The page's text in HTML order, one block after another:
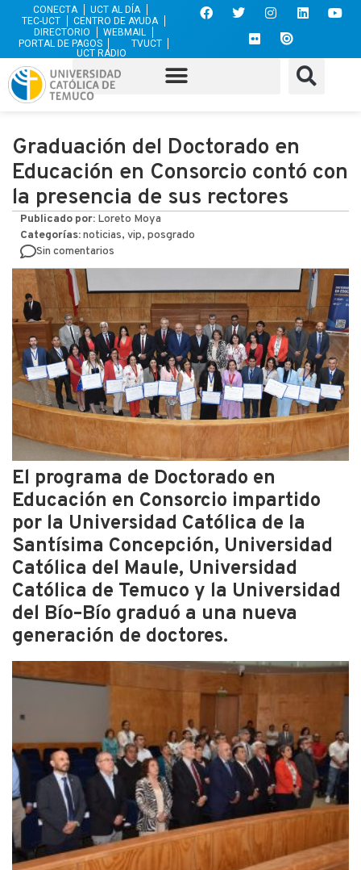
CONECTA
UCT AL DÍA
TEC-UCT
CENTRO DE AYUDA
DIRECTORIO
WEBMAIL
PORTAL DE PAGOS
TVUCT
UCT RADIO
Graduación del Doctorado en
Educación en Consorcio contó con
la presencia de sus rectores
Publicado por: Loreto Moya
Categorías:noticias, vip, posgrado
Sin comentarios
El programa de Doctorado en
Educación en Consorcio impartido
por la Universidad Católica de la
Santísima Concepción, Universidad
Católica del Maule, Universidad
Católica de Temuco y la Universidad
del Bío–Bío graduó a una nueva
generación de doctores.